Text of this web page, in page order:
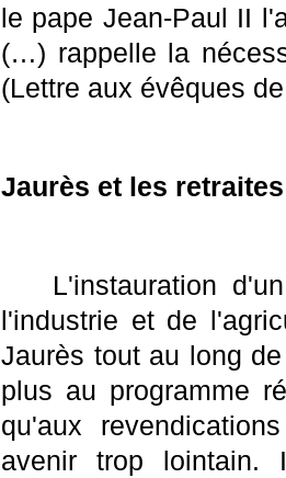
le pape Jean-Paul II
(…) rappelle la
(Lettre aux évêques
Jaurès et les
L'instauration
l'industrie et de
Jaurès tout au long
plus au programme
qu'aux
avenir trop lointain.